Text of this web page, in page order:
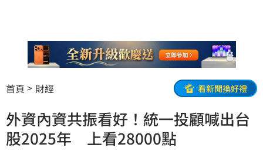
首頁 財經 看新聞換好禮
外資內資共振看好！統一投顧喊出台
股2025年 上看28000點